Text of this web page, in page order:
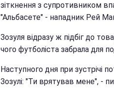
зіткнення з супротивником
"Альбасете" - нападник Рей
Зозуля відразу ж підбіг до
чого футболіста забрала для
Наступного дня при зустрічі
Зозулі: "Ти врятував мене", -